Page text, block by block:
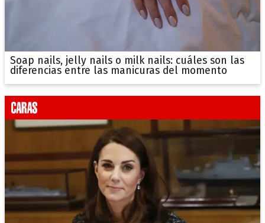
Soap nails, jelly nails o milk nails: cuáles son las
diferencias entre las manicuras del momento